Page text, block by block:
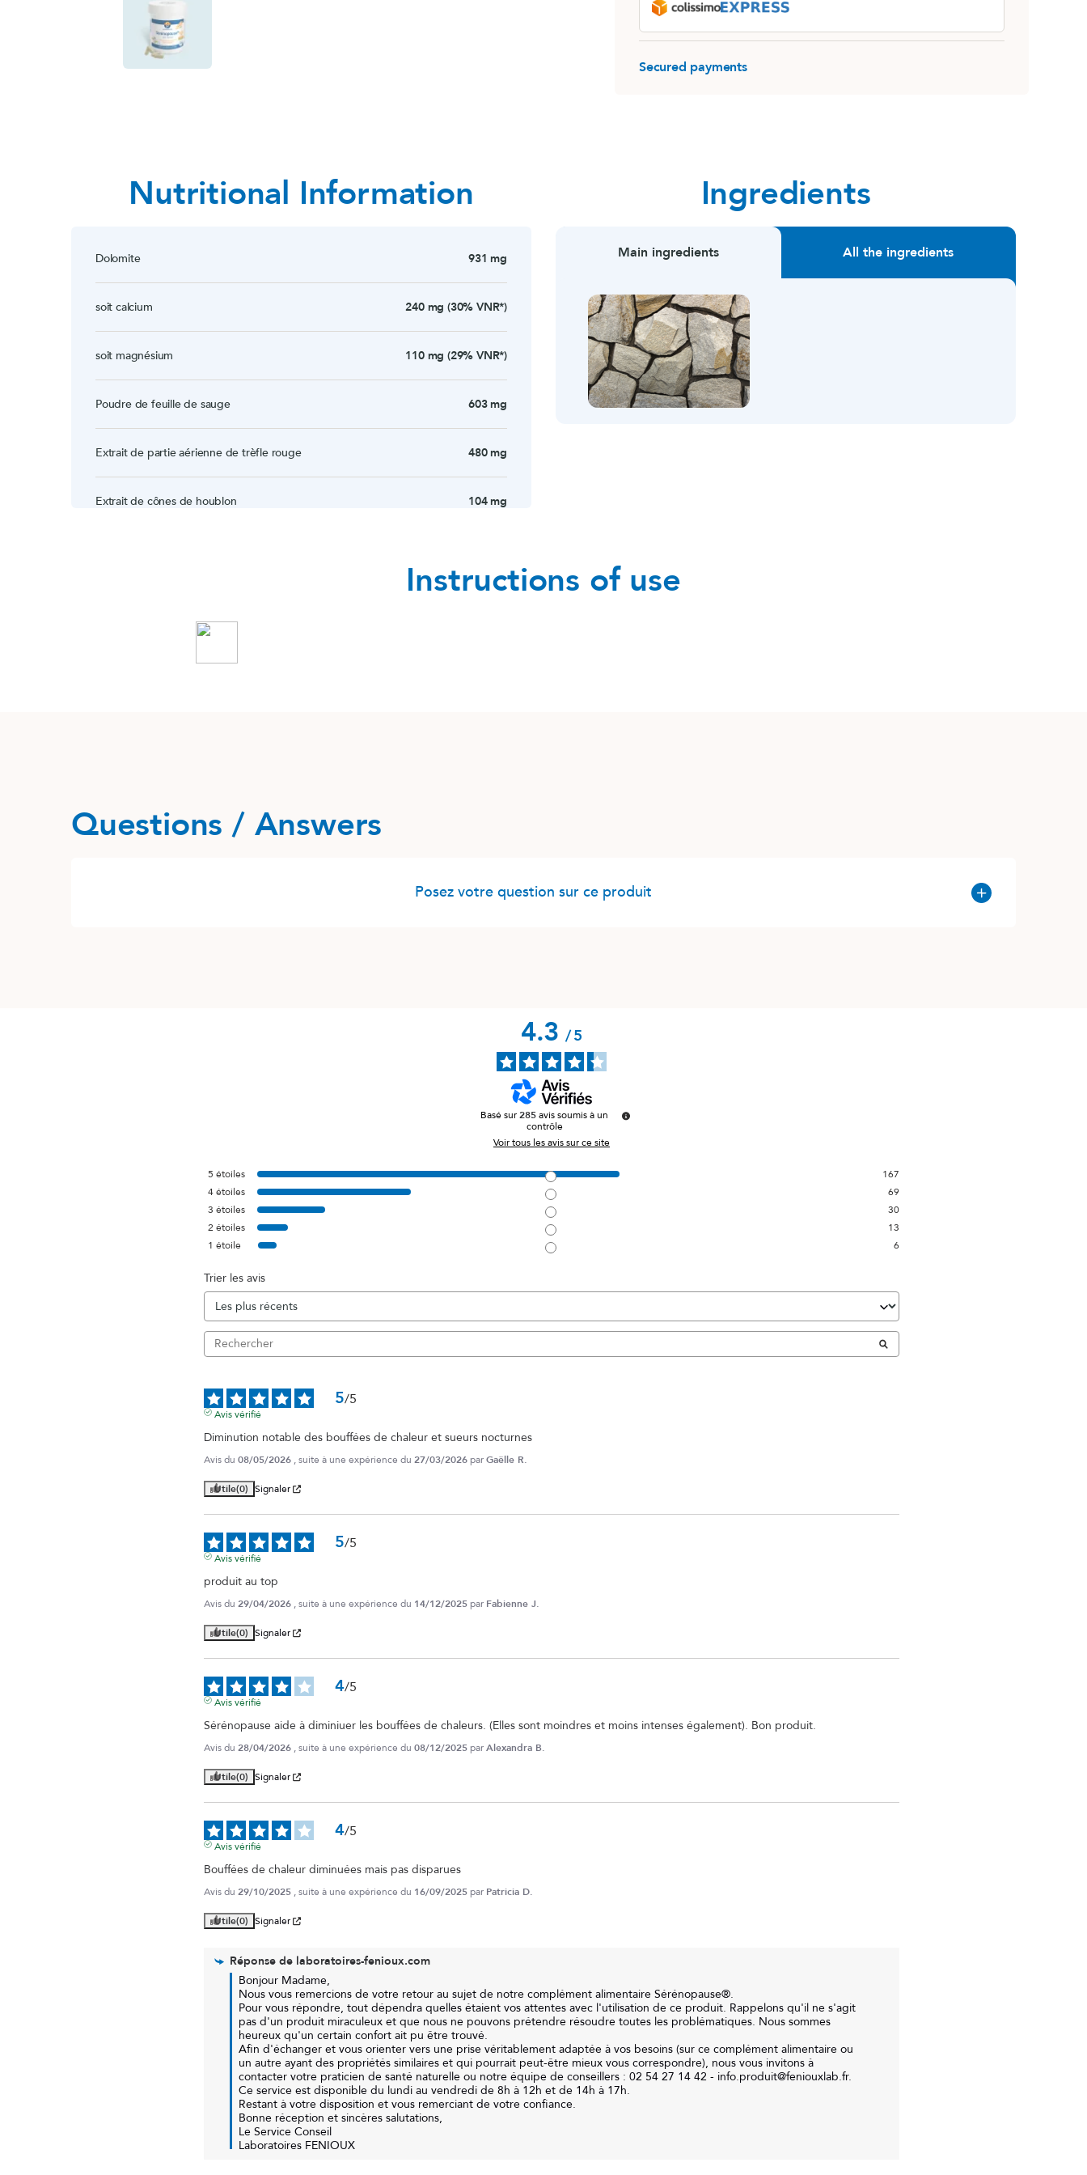
Destockage
Secured payments
Nutritional Information
Dolomite 931 mg
soit calcium 240 mg (30% VNR*)
soit magnésium 110 mg (29% VNR*)
Poudre de feuille de sauge 603 mg
Extrait de partie aérienne de trèfle rouge 480 mg
Extrait de cônes de houblon 104 mg
Ingredients
Main ingredients All the ingredients
Instructions of use
Questions / Answers
Posez votre question sur ce produit
4.3/5
Basé sur285avis soumis à un
contrôle
Voir tous les avis sur ce site
5 étoiles
167
4étoiles
69
3 étoiles
30
2 étoiles
13
1 étoile 6
Trier les avis
5/5
Avis vérifié
Diminution notable des bouffées de chaleur et sueurs nocturnes
Avis du 08/05/2026 , suite à une expérience du 27/03/2026 parGaëlle R.
Utile(0) Signaler
5/5
Avis vérifié
produit au top
Avis du 29/04/2026 , suite à une expérience du 14/12/2025 par Fabienne J.
Utile(0) Signaler
4/5
Avis vérifié
Sérénopause aide à diminiuer les bouffées de chaleurs. (Elles sont moindres et moins intenses également). Bon produit.
Avis du 28/04/2026 , suite à une expérience du 08/12/2025 parAlexandra B.
Utile(0) Signaler
4/5
Avis vérifié
Bouffées de chaleur diminuées mais pas disparues
Avis du 29/10/2025 , suite à une expérience du 16/09/2025 par Patricia D.
Utile(0) Signaler
Réponse de laboratoires-fenioux.com
Bonjour Madame,
Nous vous remercions de votre retour au sujet de notre complément alimentaire Sérénopause®.
Pour vous répondre, tout dépendra quelles étaient vos attentes avec l'utilisation de ce produit. Rappelons qu'il ne s'agit
pas d'un produit miraculeux et que nous ne pouvons prétendre résoudre toutes les problématiques. Nous sommes
heureux qu'un certain confort ait pu être trouvé.
Afin d'échanger et vous orienter vers une prise véritablement adaptée à vos besoins (sur ce complément alimentaire ou
un autre ayant des propriétés similaires et qui pourrait peut-être mieux vous correspondre), nous vous invitons à
contacter votre praticien de santé naturelle ou notre équipe de conseillers : 02 54 27 14 42 - info.produit@feniouxlab.fr.
Ce service est disponible du lundi au vendredi de 8h à 12h et de 14h à 17h.
Restant à votre disposition et vous remerciant de votre confiance.
Bonne réception et sincères salutations,
Le Service Conseil
Laboratoires FENIOUX